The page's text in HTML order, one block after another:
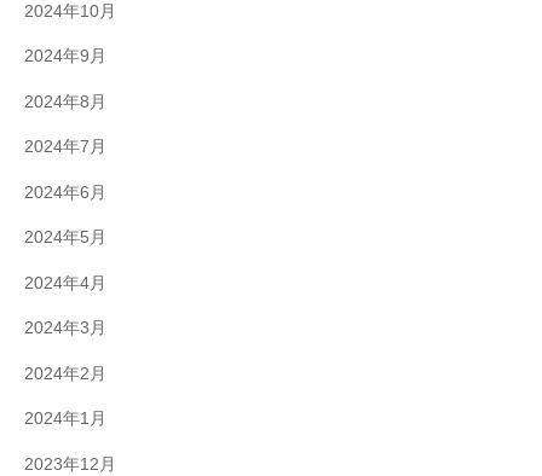
2024年10月
2024年9月
2024年8月
2024年7月
2024年6月
2024年5月
2024年4月
2024年3月
2024年2月
2024年1月
2023年12月